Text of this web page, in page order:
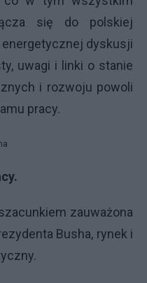
się do polskiej
dyskusji
uwagi i linki o stanie
i rozwoju powoli
pracy.
zauważona
Busha, rynek i